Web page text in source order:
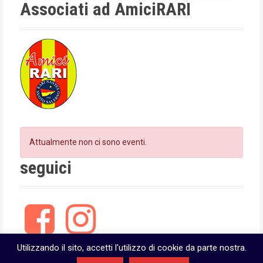
k
a
m
Associati ad AmiciRARI
Attualmente non ci sono eventi.
seguici
F
c
e
s
t
a
Utilizzando il sito, accetti l'utilizzo di cookie da parte nostra.